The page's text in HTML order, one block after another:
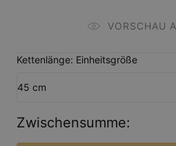
VORSCHAU
Kettenlänge: Einheitsgröße
45 cm
Zwischensumme: